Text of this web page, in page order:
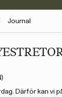
Journal
Därför kan vi